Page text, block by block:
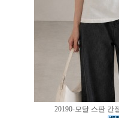
20190-모달 스판 간